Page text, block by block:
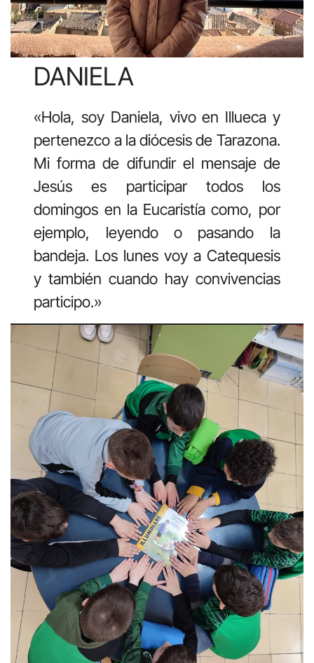
DANIELA
«Hola, soy Daniela, vivo en Illueca y
pertenezco a la diócesis de Tarazona.
Mi forma de difundir el mensaje de
Jesús es participar todos los
domingos en la Eucaristía como, por
ejemplo, leyendo o pasando la
bandeja. Los lunes voy a Catequesis
y también cuando hay convivencias
participo.»